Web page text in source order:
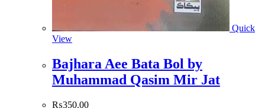
Quick
View
Bajhara Aee Bata Bol by
Muhammad Qasim Mir Jat
₨350.00